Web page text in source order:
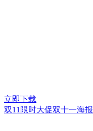
立即下载
双11限时大促双十一海报